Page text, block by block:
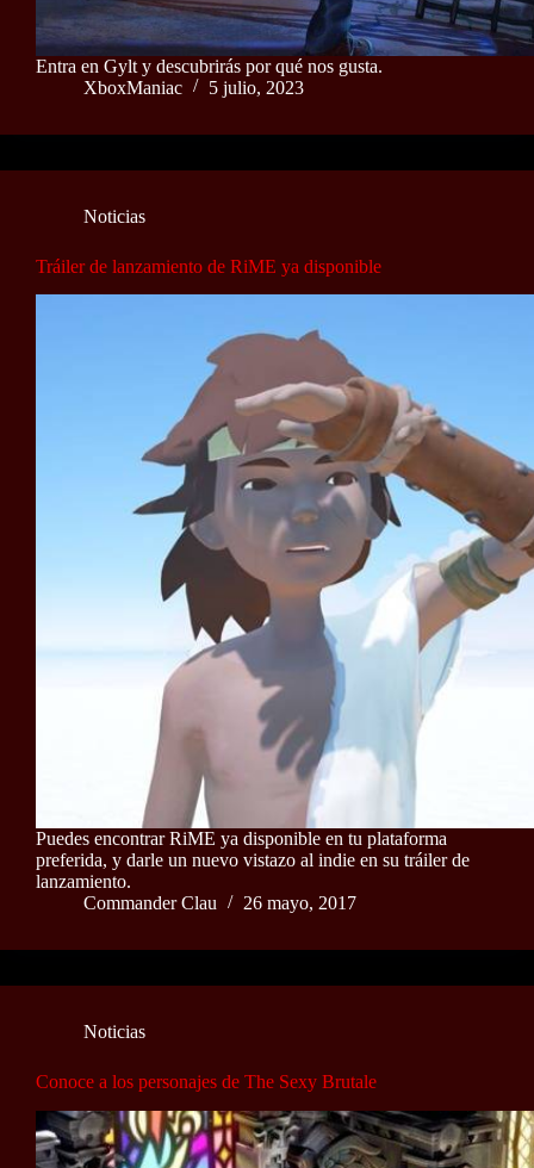
Entra en Gylt y descubrirás por qué nos gusta.
XboxManiac
5 julio, 2023
Noticias
Tráiler de lanzamiento de RiME ya disponible
Puedes encontrar RiME ya disponible en tu plataforma
preferida, y darle un nuevo vistazo al indie en su tráiler de
lanzamiento.
Commander Clau
26 mayo, 2017
Noticias
Conoce a los personajes de The Sexy Brutale